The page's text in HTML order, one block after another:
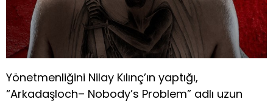
Yönetmenliğini Nilay Kılınç’ın yaptığı,
“Arkadaşloch– Nobody’s Problem” adlı uzun